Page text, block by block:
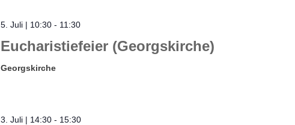
5. Juli | 10:30 - 11:30
Eucharistiefeier (Georgskirche)
Georgskirche
3. Juli | 14:30 - 15:30